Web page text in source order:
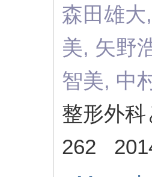
森田雄
美, 矢野
智美, 中
整形外
262